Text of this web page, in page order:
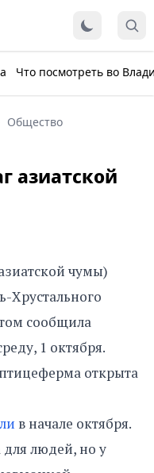
Что посмотреть во
Общество
азиатской
чумы)
Хрустального
сообщила
1 октября.
открыта
в начале октября.
людей, но у